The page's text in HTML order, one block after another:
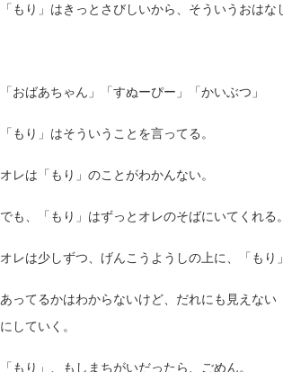
「もり」はきっとさびしいから、そういうおはな
「おばあちゃん」「すぬーぴー」「かいぶつ」
「もり」はそういうことを言ってる。
オレは「もり」のことがわかんない。
でも、「もり」はずっとオレのそばにいてくれる。
オレは少しずつ、げんこうようしの上に、「もり
あってるかはわからないけど、だれにも見えな
にしていく。
「もり」、もしまちがいだったら、ごめん。